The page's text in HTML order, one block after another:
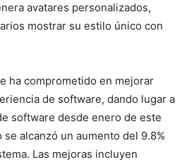
avatares personalizados,
mostrar su estilo único con
ha comprometido en mejorar
de software, dando lugar a
software desde enero de este
alcanzó un aumento del 9.8%
Las mejoras incluyen